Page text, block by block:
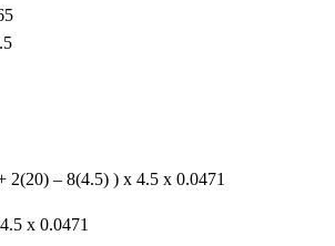
– 8(4.5) ) x 4.5 x 0.0471
x 0.0471